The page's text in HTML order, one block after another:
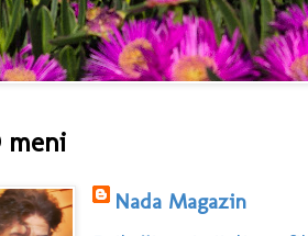
meni
Nada Magazin